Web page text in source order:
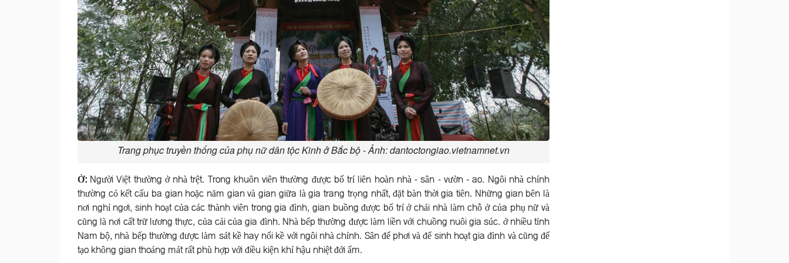
Trang phục truyền thống của phụ nữ dân tộc Kinh ở Bắc bộ - Ảnh: dantoctongiao.vietnamnet.vn
Ở: Người Việt thường ở nhà trệt. Trong khuôn viên thường được bố trí liên hoàn nhà - sân - vườn - ao. Ngôi nhà chính
thường có kết cấu ba gian hoặc năm gian và gian giữa là gia trang trọng nhất, đặt bàn thời gia tiên. Những gian bên là
nơi nghỉ ngơi, sinh hoạt của các thành viên trong gia đình, gian buồng được bố trí ở chái nhà làm chỗ ở của phụ nữ và
cũng là nơi cất trữ lương thực, của cải của gia đình. Nhà bếp thường được làm liền với chuồng nuôi gia súc. ở nhiều tỉnh
Nam bộ, nhà bếp thường được làm sát kề hay nối kề với ngôi nhà chính. Sân để phơi và để sinh hoạt gia đình và cũng để
tạo không gian thoáng mát rất phù hợp với điều kiện khí hậu nhiệt đới ẩm.